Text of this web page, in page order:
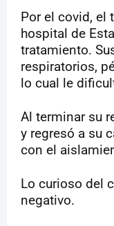
Por el covid, el
hospital de
tratamiento.
respiratorios,
lo cual le
Al terminar su
y regresó a su
con el
Lo curioso del
negativo.